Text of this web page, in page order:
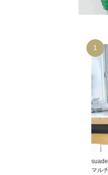
雑誌･書籍(一緒に買うと送
1
マル